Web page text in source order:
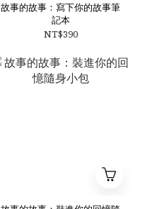
故事的故事：寫下你的故事筆
記本
NT$390